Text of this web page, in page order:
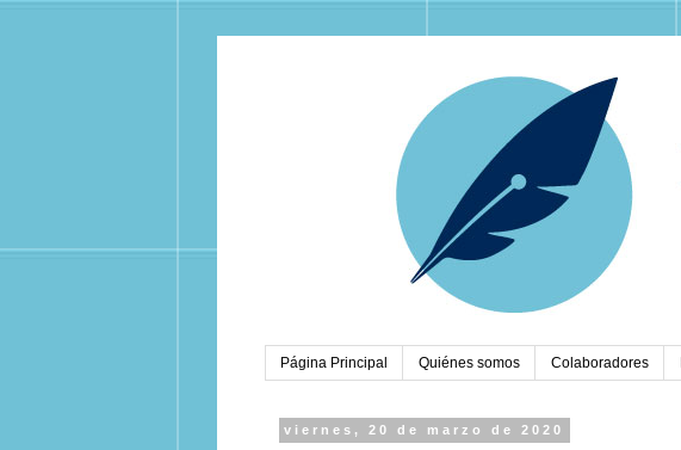
Página Principal Quiénes somos Colaboradores
viernes, 20 de marzo de 2020